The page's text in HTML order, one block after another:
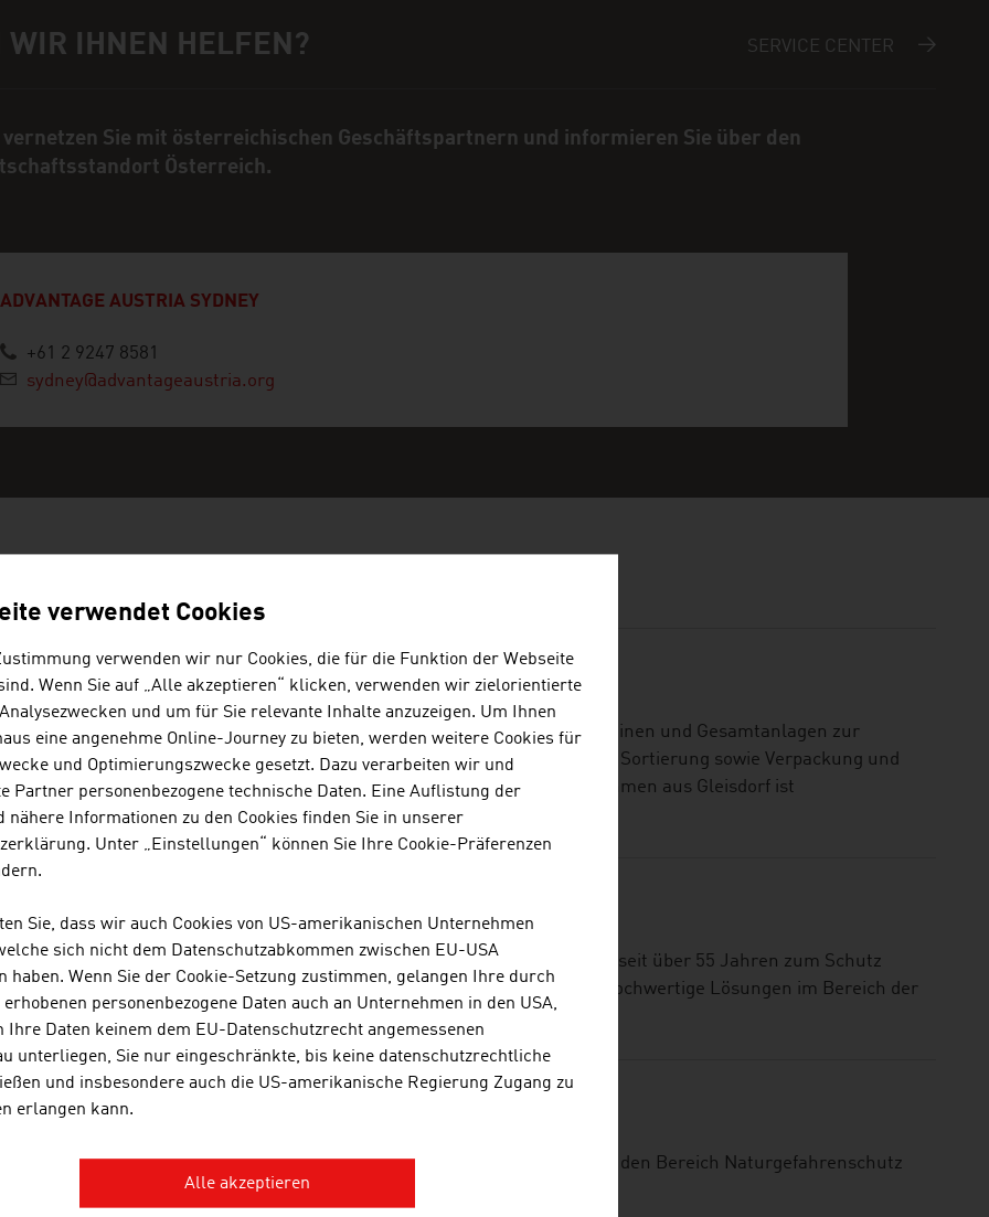
WIR IHNEN HELFEN? SERVICE CENTER
Sie mit österreichischen Geschäftspartnern und informieren Sie über den
Österreich.
ADVANTAGE AUSTRIA SYDNEY
+61 2 9247 8581
sydney@advantageaustria.org
BINDER + CO AG
Binder+Co ist ein international erfolgreicher Spezialist für Maschinen und Gesamtanlagen zur
Zerkleinerung, Absiebung, Nass- und thermischen Aufbereitung, Sortierung sowie Verpackung und
Palettierung von Schüttgütern aller Art. Das steirische Unternehmen aus Gleisdorf ist
Weltmarktführer im Glasrecycling und in ...
Scheuch trägt mit innovativen Technologien zur Luftreinhaltung seit über 55 Jahren zum Schutz
unseres Planeten bei und bietet anwendungsspezifische sowie hochwertige Lösungen im Bereich der
Luft- und Umwelttechnik an.
TRUMER SCHUTZBAUTEN GES.M.B.H.
TRUMER Schutzbauten ist ein weltweit tätiges Unternehmen für den Bereich Naturgefahrenschutz
mit Firmenhauptsitz in Salzburg.
verwendet Cookies
verwenden wir nur Cookies, die für die Funktion der Webseite
Wenn Sie auf „Alle akzeptieren“ klicken, verwenden wir zielorientierte
und um für Sie relevante Inhalte anzuzeigen. Um Ihnen
eine angenehme Online-Journey zu bieten, werden weitere Cookies für
und Optimierungszwecke gesetzt. Dazu verarbeiten wir und
Partner personenbezogene technische Daten. Eine Auflistung der
nähere Informationen zu den Cookies finden Sie in unserer
Unter „Einstellungen“ können Sie Ihre Cookie-Präferenzen
Sie, dass wir auch Cookies von US-amerikanischen Unternehmen
sich nicht dem Datenschutzabkommen zwischen EU-USA
haben. Wenn Sie der Cookie-Setzung zustimmen, gelangen Ihre durch
erhobenen personenbezogene Daten auch an Unternehmen in den USA,
Ihre Daten keinem dem EU-Datenschutzrecht angemessenen
unterliegen, Sie nur eingeschränkte, bis keine datenschutzrechtliche
und insbesondere auch die US-amerikanische Regierung Zugang zu
erlangen kann.
Alle akzeptieren